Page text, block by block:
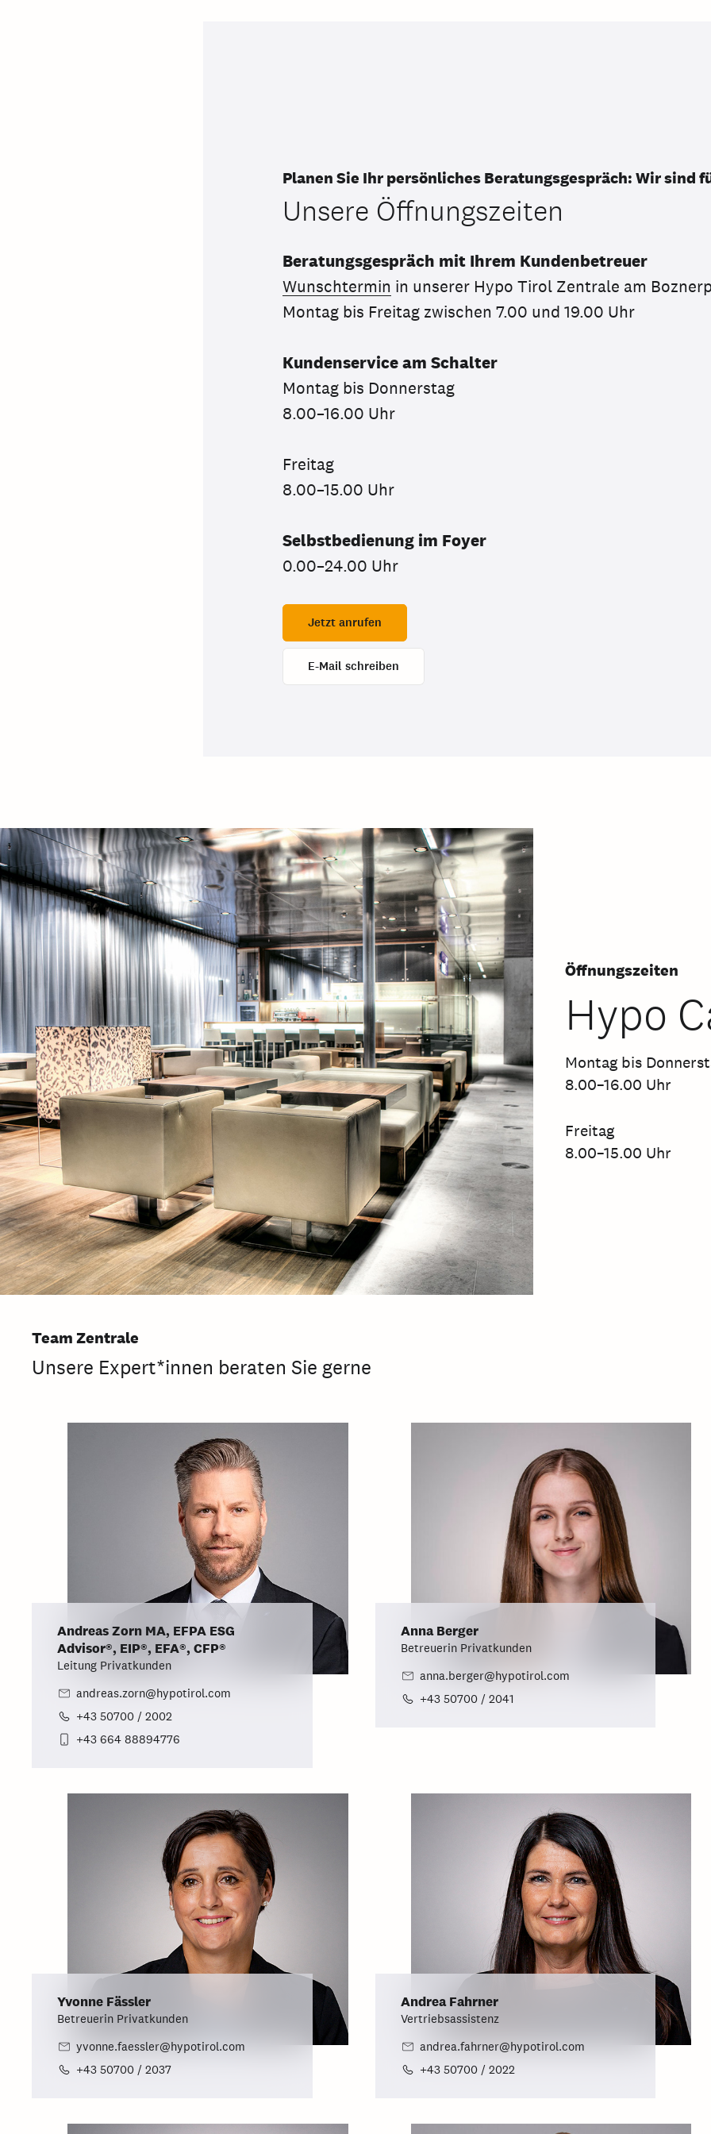
Planen Sie Ihr persönliches Beratungsgespräch: Wir sind
Unsere Öffnungszeiten
Beratungsgespräch mit Ihrem Kundenbetreuer
Wunschtermin in unserer Hypo Tirol Zentrale am
Montag bis Freitag zwischen 7.00 und 19.00 Uhr
Kundenservice am Schalter
Montag bis Donnerstag
8.00–16.00 Uhr
Freitag
8.00–15.00 Uhr
Selbstbedienung im Foyer
0.00–24.00 Uhr
Jetzt anrufen
E-Mail schreiben
Öffnungszeiten
Hypo
Montag bis
8.00–16.00 Uhr
Freitag
8.00–15.00 Uhr
Team Zentrale
Unsere Expert*innen beraten Sie gerne
Andreas Zorn MA, EFPA ESG
Advisor®, EIP®, EFA®, CFP®
Leitung Privatkunden
andreas.zorn@hypotirol.com
+43 50700 / 2002
+43 664 88894776
Anna Berger
Betreuerin Privatkunden
anna.berger@hypotirol.com
+43 50700 / 2041
Yvonne Fässler
Betreuerin Privatkunden
yvonne.faessler@hypotirol.com
+43 50700 / 2037
Andrea Fahrner
Vertriebsassistenz
andrea.fahrner@hypotirol.com
+43 50700 / 2022